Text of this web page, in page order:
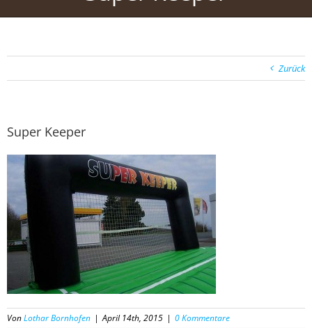
Zurück
Super Keeper
VonLothar Bornhofen | April 14th, 2015 | 0 Kommentare